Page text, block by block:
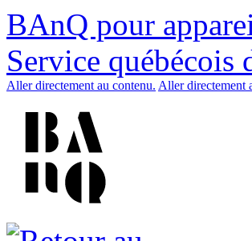
BAnQ pour
Service québécois
Aller directement au contenu. Aller directement